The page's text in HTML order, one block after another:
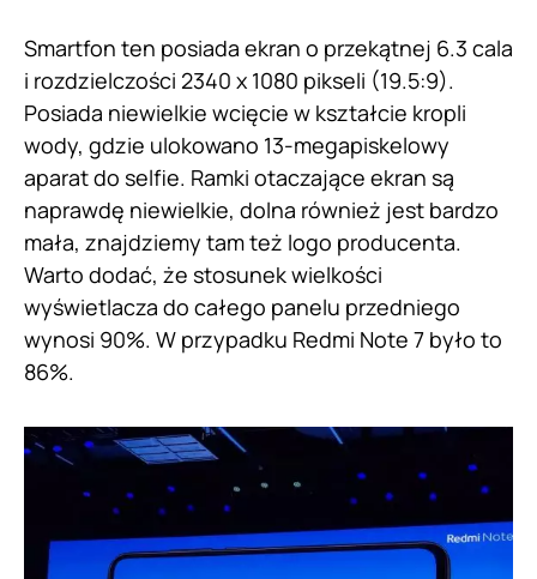
Smartfon ten posiada ekran o przekątnej 6.3 cala
i rozdzielczości 2340 x 1080 pikseli (19.5:9).
Posiada niewielkie wcięcie w kształcie kropli
wody, gdzie ulokowano 13-megapiskelowy
aparat do selfie. Ramki otaczające ekran są
naprawdę niewielkie, dolna również jest bardzo
mała, znajdziemy tam też logo producenta.
Warto dodać, że stosunek wielkości
wyświetlacza do całego panelu przedniego
wynosi 90%. W przypadku Redmi Note 7 było to
86%.